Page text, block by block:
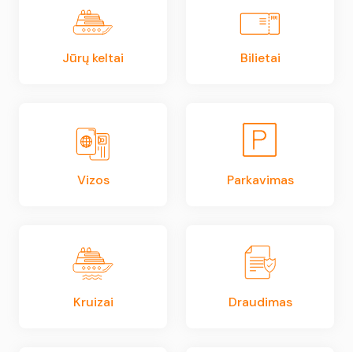
Jūrų keltai Bilietai
Vizos Parkavimas
Kruizai Draudimas